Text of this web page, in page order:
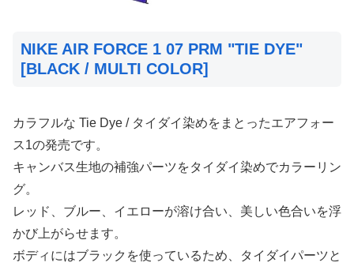
NIKE AIR FORCE 1 07 PRM "TIE DYE"
[BLACK / MULTI COLOR]
カラフルな Tie Dye / タイダイ染めをまとったエアフォー
ス1の発売です。
キャンバス生地の補強パーツをタイダイ染めでカラーリン
グ。
レッド、ブルー、イエローが溶け合い、美しい色合いを浮
かび上がらせます。
ボディにはブラックを使っているため、タイダイパーツと